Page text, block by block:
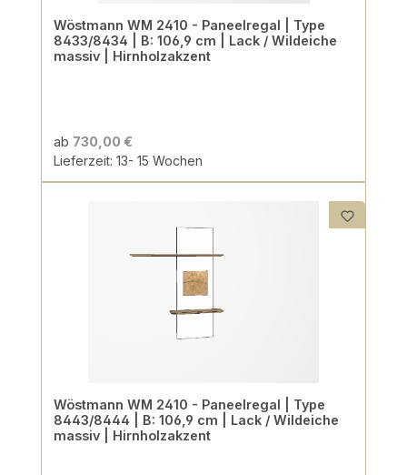
Wöstmann WM 2410 - Paneelregal | Type
8433/8434 | B: 106,9 cm | Lack / Wildeiche
massiv | Hirnholzakzent
ab 730,00 €
Lieferzeit: 13- 15 Wochen
Wöstmann WM 2410 - Paneelregal | Type
8443/8444 | B: 106,9 cm | Lack / Wildeiche
massiv | Hirnholzakzent